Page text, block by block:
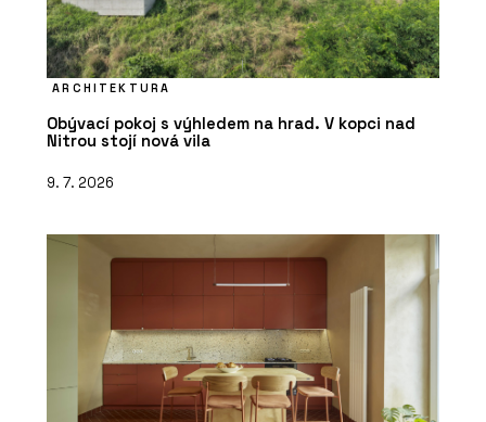
ARCHITEKTURA
Obývací pokoj s výhledem na hrad. V kopci nad
Nitrou stojí nová vila
9. 7. 2026